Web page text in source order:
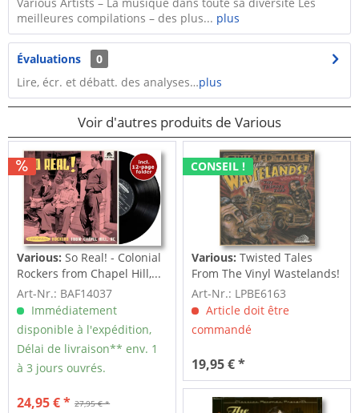
meilleures compilations – des plus... plus
Évaluations
0
Lire, écr. et débatt. des analyses…plus
Voir d'autres produits de Various
Various: So Real! - Colonial
Rockers from Chapel Hill,...
Art-Nr.: BAF14037
Immédiatement
disponible à l'expédition,
Délai de livraison** env. 1
à 3 jours ouvrés.
27,95 € *
24,95 € *
CONSEIL !
Various: Twisted Tales
From The Vinyl Wastelands!
Vol.5...
Art-Nr.: LPBE6163
Article doit être
commandé
19,95 € *